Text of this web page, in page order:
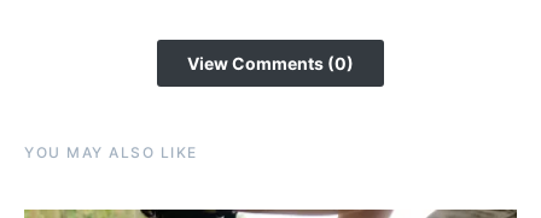
View Comments (0)
YOU MAY ALSO LIKE